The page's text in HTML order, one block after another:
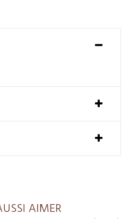
AIMER